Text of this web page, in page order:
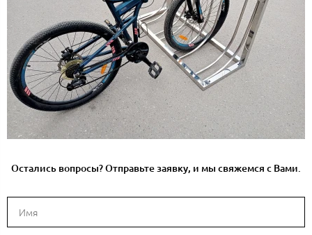
Остались вопросы? Отправьте заявку, и мы свяжемся с Вами.